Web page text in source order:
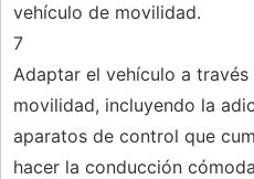
vehículo de movilidad.
7
Adaptar el vehículo a
movilidad, incluyendo la
aparatos de control que
hacer la conducción